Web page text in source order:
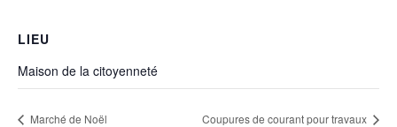
LIEU
Maison de la citoyenneté
Marché de Noël Coupures de courant pour travaux